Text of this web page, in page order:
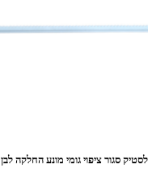
סגור ציפוי גומי מונע החלקה לבן